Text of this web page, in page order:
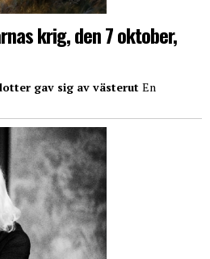
krig, den 7 oktober,
gav sig av västerut En